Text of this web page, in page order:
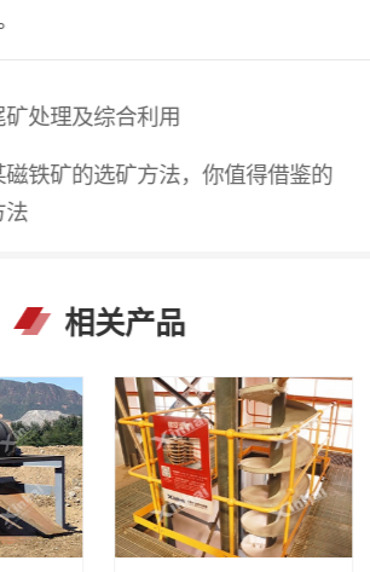
处理及综合利用
磁铁矿的选矿方法，你值得借鉴的
法
相关产品